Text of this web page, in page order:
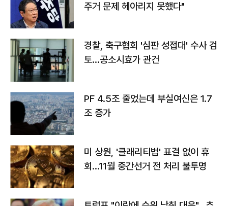
주거 문제 헤아리지 못했다"
경찰, 축구협회 '심판 성접대' 수사 검
토…공소시효가 관건
PF 4.5조 줄었는데 부실여신은 1.7
조 증가
미 상원, '클래리티법' 표결 없이 휴
회…11월 중간선거 전 처리 불투명